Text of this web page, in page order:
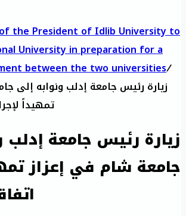
the President of Idlib University to
University in preparation for a
between the two universities/
زيارة رئيس جامعة إدلب ونوابه إلى
تمهيداً
زيارة رئيس جامعة إدلب
جامعة شام في إعزاز